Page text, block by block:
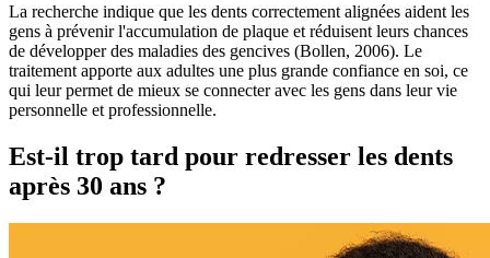
La recherche indique que les dents correctement alignées aident les
gens à prévenir l'accumulation de plaque et réduisent leurs chances
de développer des maladies des gencives (Bollen, 2006). Le
traitement apporte aux adultes une plus grande confiance en soi, ce
qui leur permet de mieux se connecter avec les gens dans leur vie
personnelle et professionnelle.
Est-il trop tard pour redresser les dents
après 30 ans ?